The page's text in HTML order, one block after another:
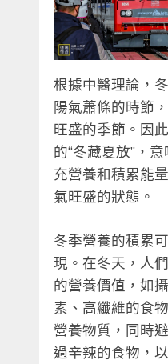
根據中醫理論，
陽氣蕭條的時節
旺盛的季節。因
的“冬藏夏放”，
充營養和積累能
氣旺盛的狀態。
冬季營養的積累
現。在冬天，人
的營養價值，如
素、高纖維的食
營養物質，同時
過辛辣的食物，